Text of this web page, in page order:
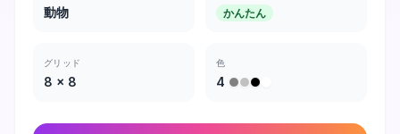
動物 かんたん
グリッド
8 × 8
色
4